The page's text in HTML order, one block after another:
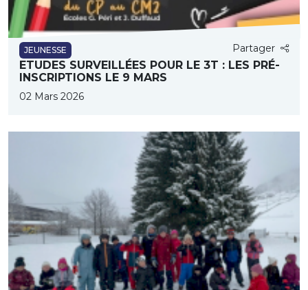
JEUNESSE Partager
ETUDES SURVEILLÉES POUR LE 3T : LES PRÉ-
INSCRIPTIONS LE 9 MARS
02 Mars 2026